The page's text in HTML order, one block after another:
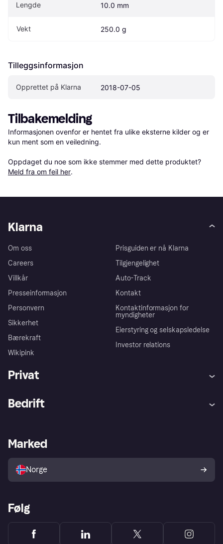
Lengde 10.0 mm
Vekt 250.0 g
Tilleggsinformasjon
Opprettet på Klarna 2018-07-05
Tilbakemelding
Informasjonen ovenfor er hentet fra ulike eksterne kilder og er
kun ment som en veiledning.
Oppdaget du noe som ikke stemmer med dette produktet?
Meld fra om feil her.
Klarna
Om oss
Careers
Villkår
Presseinformasjon
Personvern
Sikkerhet
Bærekraft
Wikipink
Prisguiden er nå Klarna
Tilgjengelighet
Auto-Track
Kontakt
Kontaktinformasjon for
myndigheter
Eierstyring og selskapsledelse
Investor relations
Privat
Utforsk butikker
Bedrift
Merchant portal
Marked
Norge
Følg